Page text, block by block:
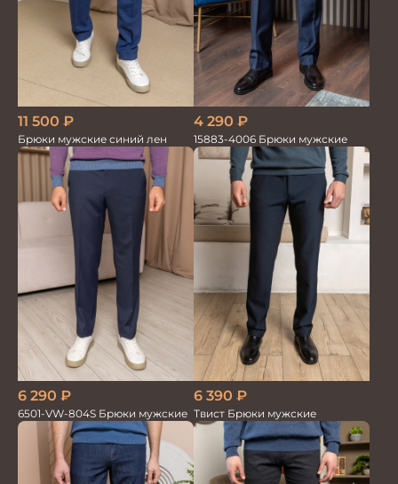
11 500 ₽
Брюки мужские синий лен
4 290 ₽
15883-4006 Брюки мужские
6 290 ₽
6501-VW-804S Брюки мужские
6 390 ₽
Твист Брюки мужские